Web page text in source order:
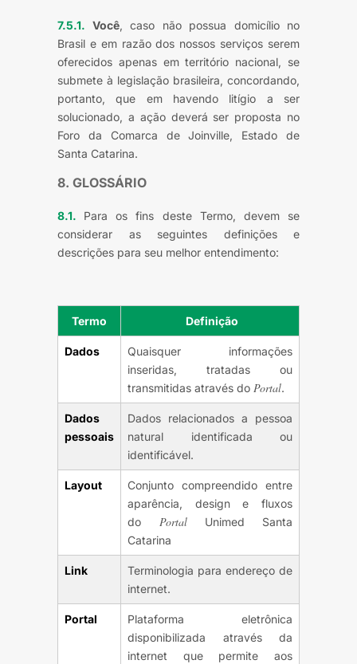
7.5.1. Você, caso não possua domicílio no
Brasil e em razão dos nossos serviços serem
oferecidos apenas em território nacional, se
submete à legislação brasileira, concordando,
portanto, que em havendo litígio a ser
solucionado, a ação deverá ser proposta no
Foro da Comarca de Joinville, Estado de
Santa Catarina.
8. GLOSSÁRIO
8.1. Para os fins deste Termo, devem se
considerar as seguintes definições e
descrições para seu melhor entendimento:
Termo Definição
Dados
Quaisquer informações
inseridas, tratadas ou
transmitidas através do Portal.
Dados
pessoais
Dados relacionados a pessoa
natural identificada ou
identificável.
Layout
Conjunto compreendido entre
aparência, design e fluxos
do Portal Unimed Santa
Catarina
Link
Terminologia para endereço de
internet.
Portal
Plataforma eletrônica
disponibilizada através da
internet que permite aos